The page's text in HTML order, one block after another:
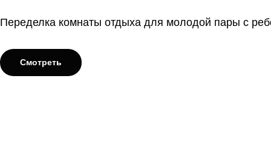
Переделка комнаты отдыха для молодой пары с
Смотреть